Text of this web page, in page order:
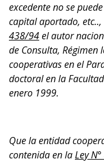
excedente no se
capital aportado,
438/94el autor
de Consulta,
cooperativas en el
doctoral en la
enero 1999.
Que la entidad
contenida en laLey N